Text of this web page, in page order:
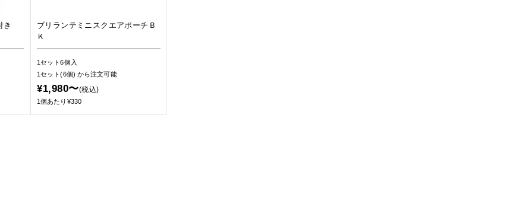
き
ブリランテミニスクエアポーチＢ
Ｋ
1セット6個入
1セット(6個) から注文可能
¥1,980〜(税込)
1個あたり¥330